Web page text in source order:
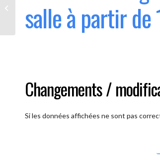
salle à partir de
Changements /
Si les données affichées ne sont pas
Bouge “Saint-Luc” (Ouvert 1°
mercredi du mois)